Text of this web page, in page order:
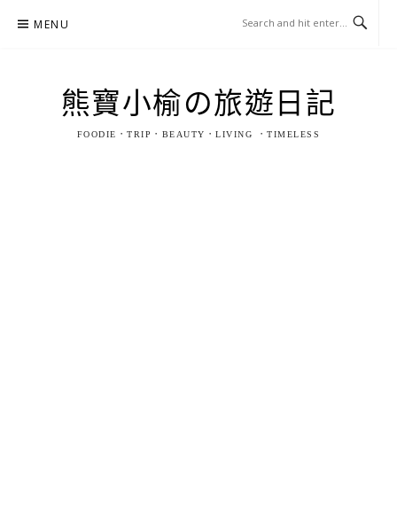
MENU
熊寶小榆の旅遊日記
FOODIE．TRIP．BEAUTY．LIVING ．TIMELESS